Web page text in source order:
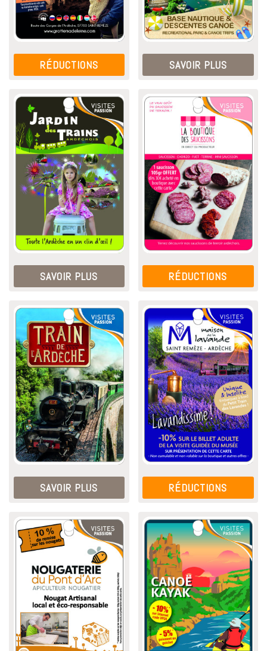
RÉDUCTIONS SAVOIR PLUS
SAVOIR PLUS RÉDUCTIONS
SAVOIR PLUS RÉDUCTIONS